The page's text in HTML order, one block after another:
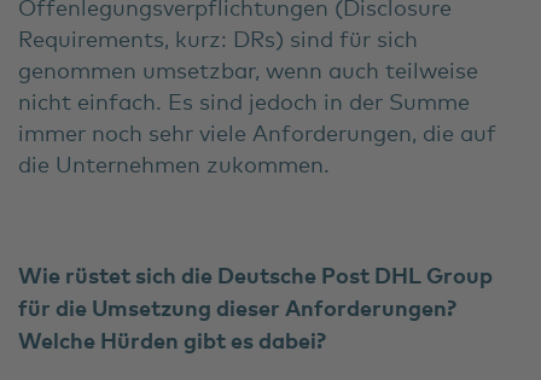
Offenlegungsverpflichtungen (Disclosure
Requirements, kurz: DRs) sind für sich
genommen umsetzbar, wenn auch teilweise
nicht einfach. Es sind jedoch in der Summe
immer noch sehr viele Anforderungen, die auf
die Unternehmen zukommen.
Wie rüstet sich die Deutsche Post DHL Group
für die Umsetzung dieser Anforderungen?
Welche Hürden gibt es dabei?